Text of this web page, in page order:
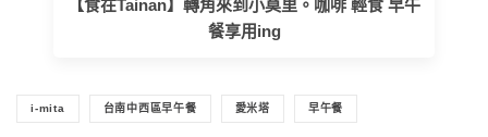
【食在Tainan】轉角來到小莫里。咖啡 輕食 早午
餐享用ing
i-mita 台南中西區早午餐 愛米塔 早午餐